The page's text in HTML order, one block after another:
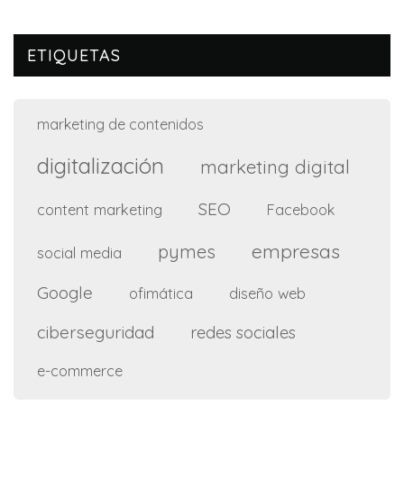
ETIQUETAS
marketing de contenidos
digitalización marketing digital
content marketing SEO Facebook
social media pymes empresas
Google ofimática diseño web
ciberseguridad redes sociales
e-commerce